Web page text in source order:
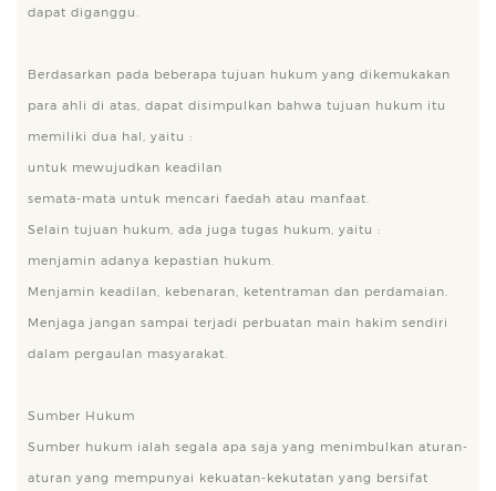
dapat diganggu.
Berdasarkan pada beberapa tujuan hukum yang dikemukakan
para ahli di atas, dapat disimpulkan bahwa tujuan hukum itu
memiliki dua hal, yaitu :
untuk mewujudkan keadilan
semata-mata untuk mencari faedah atau manfaat.
Selain tujuan hukum, ada juga tugas hukum, yaitu :
menjamin adanya kepastian hukum.
Menjamin keadilan, kebenaran, ketentraman dan perdamaian.
Menjaga jangan sampai terjadi perbuatan main hakim sendiri
dalam pergaulan masyarakat.
Sumber Hukum
Sumber hukum ialah segala apa saja yang menimbulkan aturan-
aturan yang mempunyai kekuatan-kekutatan yang bersifat